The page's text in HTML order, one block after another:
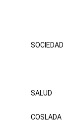
SOCIEDAD
SALUD
COSLADA